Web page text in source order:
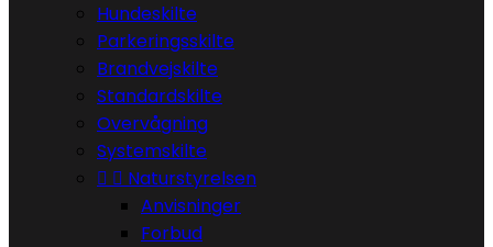
Hundeskilte
Parkeringsskilte
Brandvejskilte
Standardskilte
Overvågning
Systemskilte
  Naturstyrelsen
Anvisninger
Forbud